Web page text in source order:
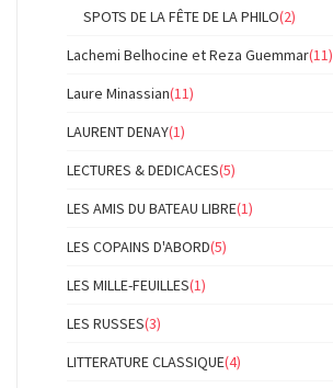
SPOTS DE LA FÊTE DE LA PHILO(2)
Lachemi Belhocine et Reza Guemmar(11)
Laure Minassian(11)
LAURENT DENAY(1)
LECTURES & DEDICACES(5)
LES AMIS DU BATEAU LIBRE(1)
LES COPAINS D'ABORD(5)
LES MILLE-FEUILLES(1)
LES RUSSES(3)
LITTERATURE CLASSIQUE(4)